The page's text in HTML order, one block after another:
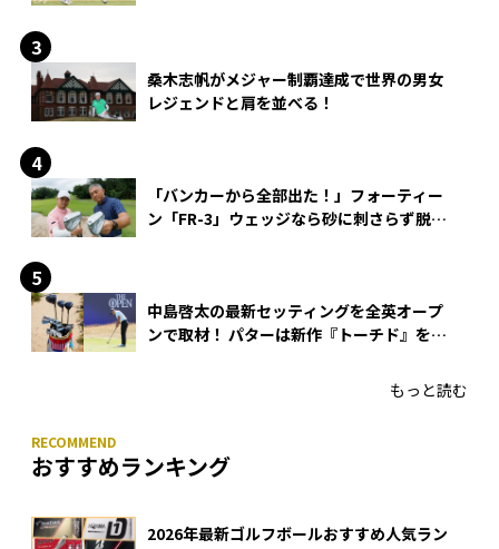
桑木志帆がメジャー制覇達成で世界の男女
レジェンドと肩を並べる！
「バンカーから全部出た！」フォーティー
ン「FR-3」ウェッジなら砂に刺さらず脱出
中島啓太の最新セッティングを全英オープ
ンで取材！ パターは新作『トーチド』を投
もっと読む
おすすめランキング
2026年最新ゴルフボールおすすめ人気ラン